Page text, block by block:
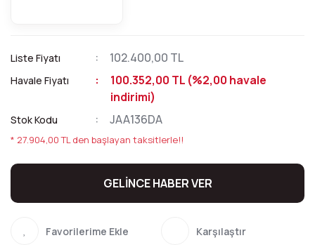
Liste Fiyatı 102.400,00 TL
Havale Fiyatı
100.352,00 TL (%2,00 havale
indirimi)
Stok Kodu JAA136DA
* 27.904,00 TL den başlayan taksitlerle!!
GELİNCE HABER VER
Karşılaştır